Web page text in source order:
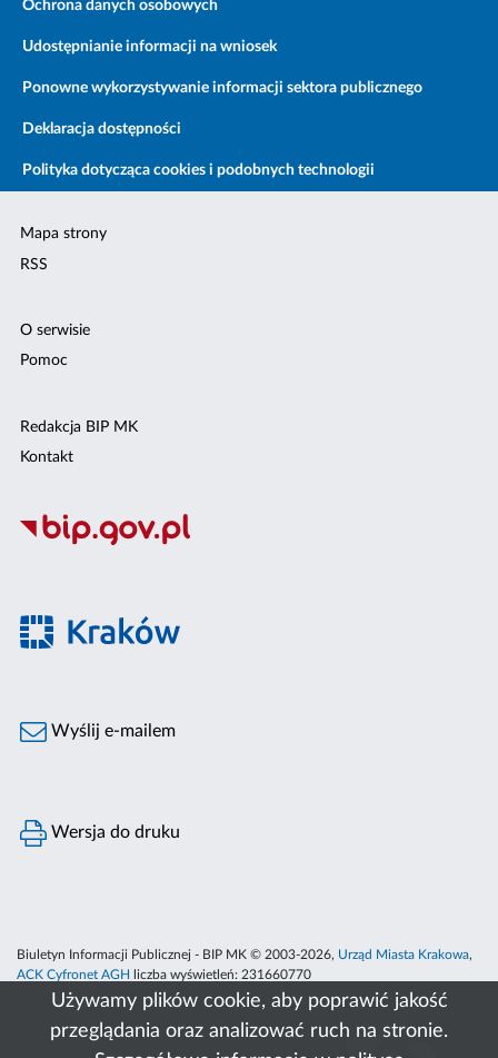
Używamy plików cookie, aby poprawić jakość
przeglądania oraz analizować ruch na stronie.
Ochrona danych osobowych
Udostępnianie informacji na wniosek
Ponowne wykorzystywanie informacji sektora publicznego
Deklaracja dostępności
Polityka dotycząca cookies i podobnych technologii
Mapa strony
RSS
O serwisie
Pomoc
Redakcja BIP MK
Kontakt
Wyślij e-mailem
Wersja do druku
Biuletyn Informacji Publicznej - BIP MK © 2003-2026, Urząd Miasta Krakowa,
ACK Cyfronet AGH
liczba wyświetleń: 231660770